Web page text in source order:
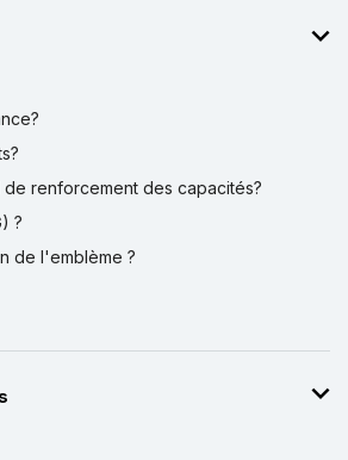
de renforcement des capacités?
?
de l'emblème ?